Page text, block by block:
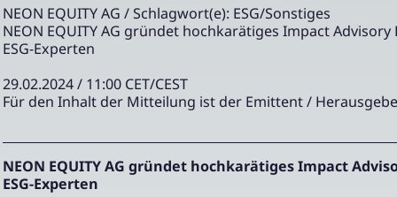
NEON EQUITY AG / Schlagwort(e): ESG/Sonstiges
NEON EQUITY AG gründet hochkarätiges Impact
ESG-Experten
29.02.2024 / 11:00 CET/CEST
Für den Inhalt der Mitteilung ist der Emittent /
NEON EQUITY AG gründet hochkarätiges Impact
ESG-Experten